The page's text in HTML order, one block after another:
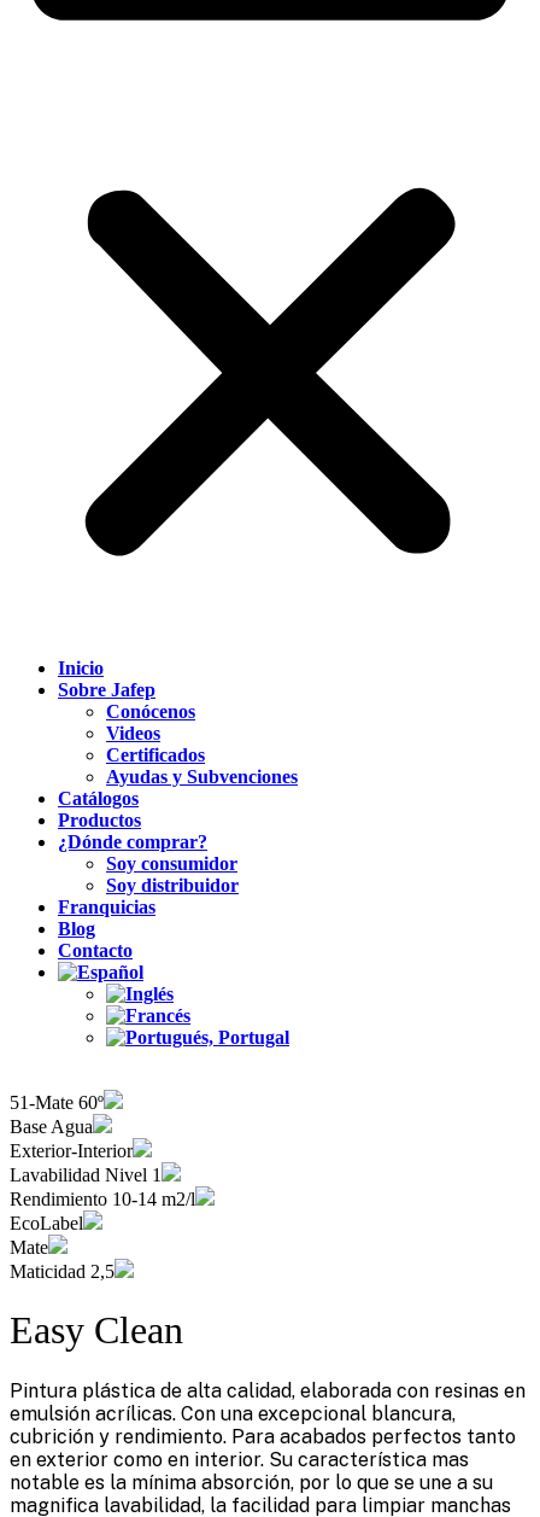
Inicio
Sobre Jafep
Conócenos
Videos
Certificados
Ayudas y Subvenciones
Catálogos
Productos
¿Dónde comprar?
Soy consumidor
Soy distribuidor
Franquicias
Blog
Contacto
51-Mate 60º
Base Agua
Exterior-Interior
Lavabilidad Nivel 1
Rendimiento 10-14 m2/l
EcoLabel
Mate
Maticidad 2,5
Easy Clean
Pintura plástica de alta calidad, elaborada con resinas en
emulsión acrílicas. Con una excepcional blancura,
cubrición y rendimiento. Para acabados perfectos tanto
en exterior como en interior. Su característica mas
notable es la mínima absorción, por lo que se une a su
magnifica lavabilidad, la facilidad para limpiar manchas